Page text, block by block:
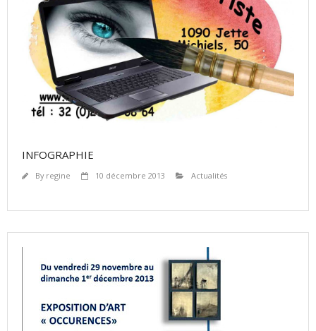
INFOGRAPHIE
By regine 10 décembre 2013 Actualités